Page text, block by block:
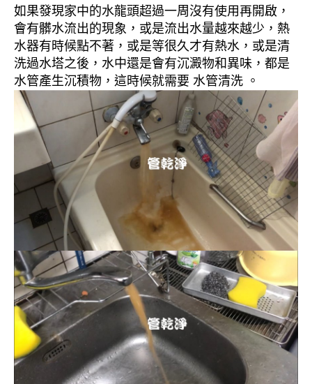
如果發現家中的水龍頭超過一周沒有使用再開啟，
會有髒水流出的現象，或是流出水量越來越少，熱
水器有時候點不著，或是等很久才有熱水，或是清
洗過水塔之後，水中還是會有沉澱物和異味，都是
水管產生沉積物，這時候就需要 水管清洗 。